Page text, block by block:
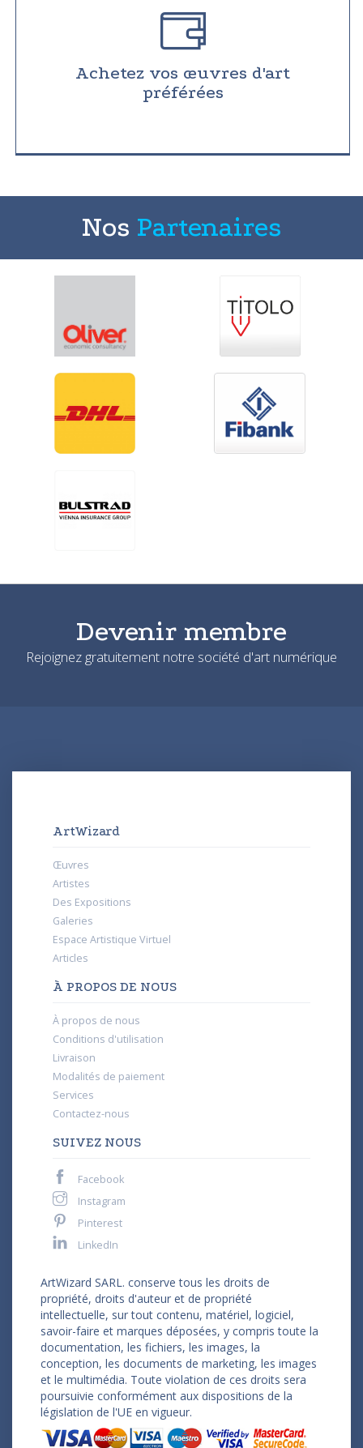
Achetez vos œuvres d'art
préférées
Nos Partenaires
Devenir membre
Rejoignez gratuitement notre société d'art numérique
ArtWizard
Œuvres
Artistes
Des Expositions
Galeries
Espace Artistique Virtuel
Articles
À PROPOS DE NOUS
À propos de nous
Conditions d'utilisation
Livraison
Modalités de paiement
Services
Contactez-nous
SUIVEZ NOUS
Facebook
Instagram
Pinterest
LinkedIn
ArtWizard SARL. conserve tous les droits de
propriété, droits d'auteur et de propriété
intellectuelle, sur tout contenu, matériel, logiciel,
savoir-faire et marques déposées, y compris toute la
documentation, les fichiers, les images, la
conception, les documents de marketing, les images
et le multimédia. Toute violation de ces droits sera
poursuivie conformément aux dispositions de la
législation de l'UE en vigueur.